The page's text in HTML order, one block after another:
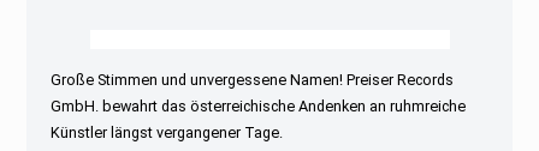
Große Stimmen und unvergessene Namen! Preiser Records
GmbH. bewahrt das österreichische Andenken an ruhmreiche
Künstler längst vergangener Tage.